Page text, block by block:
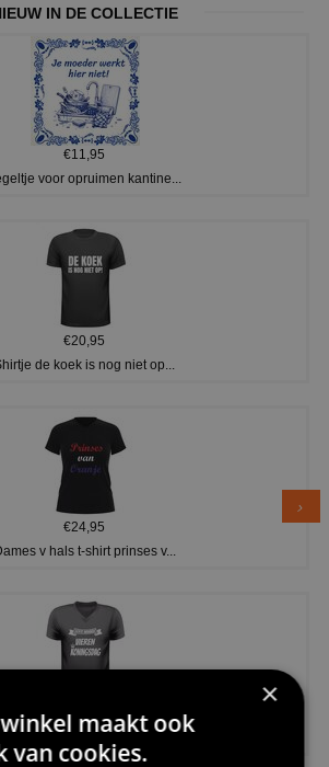
IN DE COLLECTIE
€11,95
voor opruimen kantine...
€20,95
de koek is nog niet op...
€24,95
v hals t-shirt prinses v...
€24,95
shirt heren v-hals ...
×
maakt ook
van cookies.